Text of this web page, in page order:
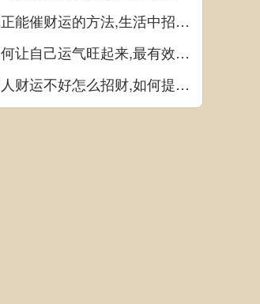
真正能催财运的方法,生活中招财方法有哪些
如何让自己运气旺起来,最有效的转运方法
个人财运不好怎么招财,如何提升财运